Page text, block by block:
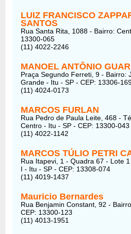
LUIZ FRANCISCO
SANTOS
Rua Santa Rita, 1088 - Bairro:
13300-065
(11) 4022-2246
MANOEL ANTÔNIO
Praça Segundo Ferreti, 9 - Bairro:
Grande - Itu - SP - CEP: 13306-
(11) 4024-0173
MARCOS FURLAN
Rua Pedro de Paula Leite, 468 -
Centro - Itu - SP - CEP: 13300-043
(11) 4022-1142
MARCOS TÚLIO PETRI
Rua Itapevi, 1 - Quadra 67 - Lote
I - Itu - SP - CEP: 13308-074
(11) 4019-1437
Mauricio Bernardes
Rua Benjamin Constant, 92 -
CEP: 13300-123
(11) 4013-1951